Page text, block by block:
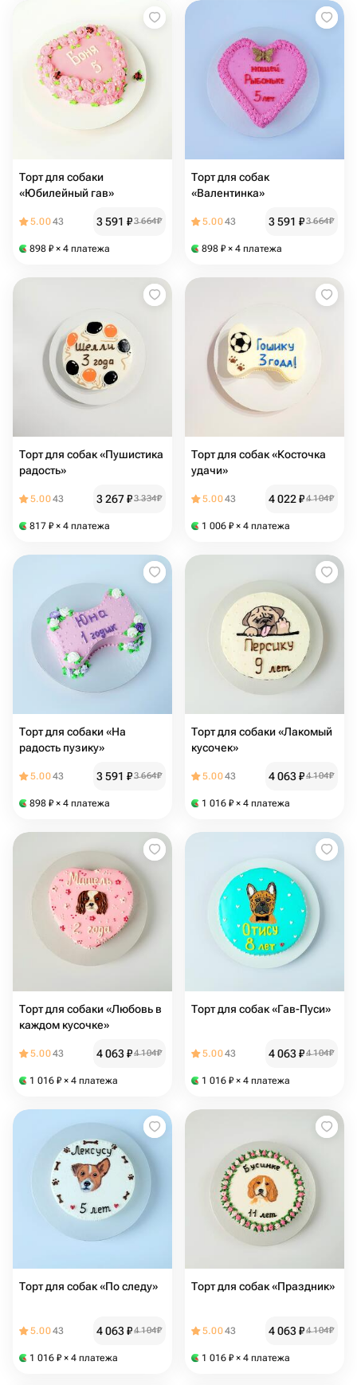
Торт для собаки
«Юбилейный гав»
5.0043 3 591 ₽3 664₽
898 ₽ × 4 платежа
Торт для собак
«Валентинка»
5.0043 3 591 ₽3 664₽
898 ₽ × 4 платежа
Торт для собак «Пушистика
радость»
5.0043 3 267₽3 334₽
817 ₽ × 4 платежа
Торт для собак «Косточка
удачи»
5.0043 4 022₽4 104₽
1 006 ₽ × 4 платежа
Торт для собаки «На
радость пузику»
5.0043 3 591 ₽3 664₽
898 ₽ × 4 платежа
Торт для собаки «Лакомый
кусочек»
5.0043 4 063₽4 104₽
1 016 ₽ × 4 платежа
Торт для собаки «Любовь в
каждом кусочке»
5.0043 4 063₽4 104₽
1 016 ₽ × 4 платежа
Торт для собак «Гав-Пуси»
5.0043 4 063₽4 104₽
1 016 ₽ × 4 платежа
Торт для собак «По следу»
5.0043 4 063₽4 104₽
1 016 ₽ × 4 платежа
Торт для собак «Праздник»
5.0043 4 063₽4 104₽
1 016 ₽ × 4 платежа